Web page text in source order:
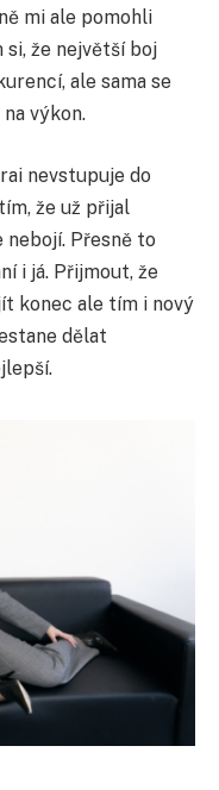
mi ale pomohli
si, že největší boj
ale sama se
výkon.
nevstupuje do
že už přijal
nebojí. Přesně to
i já. Přijmout, že
konec ale tím i nový
dělat